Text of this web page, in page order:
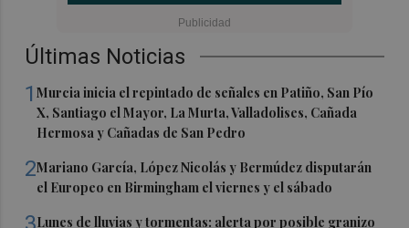
Últimas Noticias
1Murcia inicia el repintado de señales en Patiño, San Pío
X, Santiago el Mayor, La Murta, Valladolises, Cañada
Hermosa y Cañadas de San Pedro
2Mariano García, López Nicolás y Bermúdez disputarán
el Europeo en Birmingham el viernes y el sábado
Lunes de lluvias y tormentas: alerta por posible granizo